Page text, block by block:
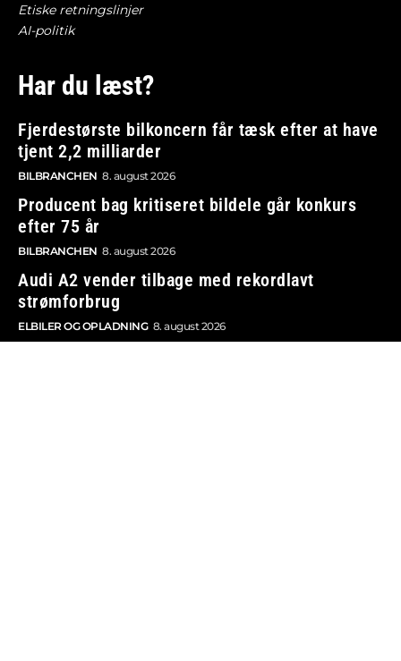
Etiske retningslinjer
AI-politik
Har du læst?
Fjerdestørste bilkoncern får tæsk efter at have
tjent 2,2 milliarder
BILBRANCHEN 8. august 2026
Producent bag kritiseret bildele går konkurs
efter 75 år
BILBRANCHEN 8. august 2026
Audi A2 vender tilbage med rekordlavt
strømforbrug
ELBILER OG OPLADNING 8. august 2026